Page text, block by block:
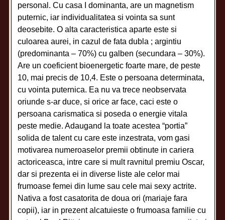
personal. Cu casa I dominanta, are un magnetism
puternic, iar individualitatea si vointa sa sunt
deosebite. O alta caracteristica aparte este si
culoarea aurei, in cazul de fata dubla ; argintiu
(predominanta – 70%) cu galben (secundara – 30%).
Are un coeficient bioenergetic foarte mare, de peste
10, mai precis de 10,4. Este o persoana determinata,
cu vointa puternica. Ea nu va trece neobservata
oriunde s-ar duce, si orice ar face, caci este o
persoana carismatica si poseda o energie vitala
peste medie. Adaugand la toate acestea “portia”
solida de talent cu care este inzestrata, vom gasi
motivarea numeroaselor premii obtinute in cariera
actoriceasca, intre care si mult ravnitul premiu Oscar,
dar si prezenta ei in diverse liste ale celor mai
frumoase femei din lume sau cele mai sexy actrite.
Nativa a fost casatorita de doua ori (mariaje fara
copii), iar in prezent alcatuieste o frumoasa familie cu